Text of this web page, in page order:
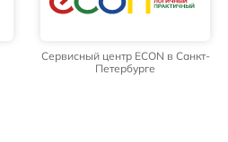
Сервисный центр ECON в Санкт-
Петербурге